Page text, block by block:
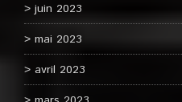
juin 2023
mai 2023
avril 2023